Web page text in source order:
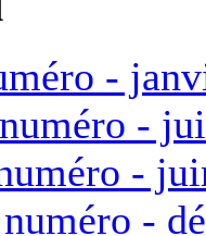
-
-
-
-